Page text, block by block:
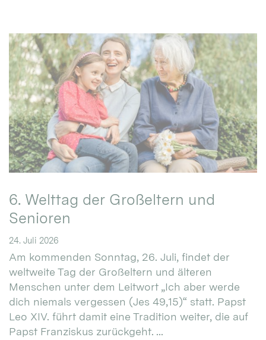
6. Welttag der Großeltern und
Senioren
24. Juli 2026
Am kommenden Sonntag, 26. Juli, findet der
weltweite Tag der Großeltern und älteren
Menschen unter dem Leitwort „Ich aber werde
dich niemals vergessen (Jes 49,15)“ statt. Papst
Leo XIV. führt damit eine Tradition weiter, die auf
Papst Franziskus zurückgeht. ...